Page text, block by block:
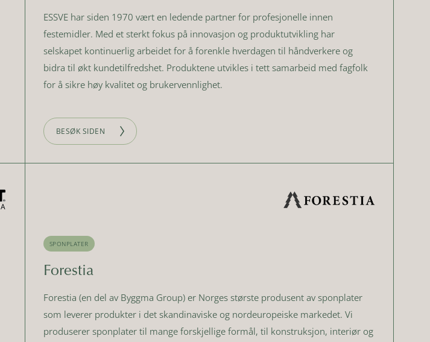
ESSVE har siden 1970 vært en ledende partner for profesjonelle innen
festemidler. Med et sterkt fokus på innovasjon og produktutvikling har
selskapet kontinuerlig arbeidet for å forenkle hverdagen til håndverkere og
bidra til økt kundetilfredshet. Produktene utvikles i tett samarbeid med fagfolk
for å sikre høy kvalitet og brukervennlighet.
BESØK SIDEN
SPONPLATER
Forestia
Forestia (en del av Byggma Group) er Norges største produsent av sponplater
som leverer produkter i det skandinaviske og nordeuropeiske markedet. Vi
produserer sponplater til mange forskjellige formål, til konstruksjon, interiør og